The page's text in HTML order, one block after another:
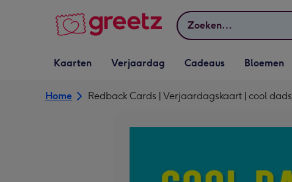
Zoeken
Vervolgkeuzelijst
Kaarten openen
Kaarten
Vervolgkeuzelijst
Verjaardag openen
Verjaardag
Vervolgkeuzelijst
Cadeaus openen
Cadeaus
Vervolgkeuzelijst
Bloemen openen
Bloemen
Home Redback Cards | Verjaardagskaart | cool dads